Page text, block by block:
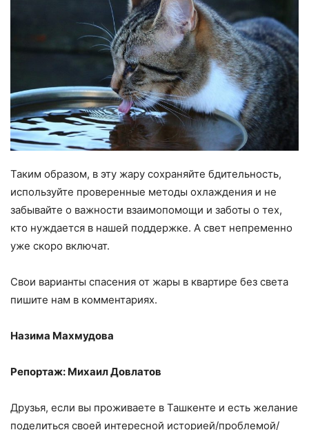
Таким образом, в эту жару сохраняйте бдительность,
используйте проверенные методы охлаждения и не
забывайте о важности взаимопомощи и заботы о тех,
кто нуждается в нашей поддержке. А свет непременно
уже скоро включат.
Свои варианты спасения от жары в квартире без света
пишите нам в комментариях.
Назима Махмудова
Репортаж: Михаил Довлатов
Друзья, если вы проживаете в Ташкенте и есть желание
поделиться своей интересной историей/проблемой/